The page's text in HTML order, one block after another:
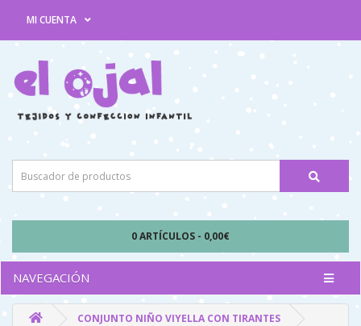
MI CUENTA
0 ARTÍCULOS - 0,00€
NAVEGACIÓN
CONJUNTO NIÑO VIYELLA CON TIRANTES